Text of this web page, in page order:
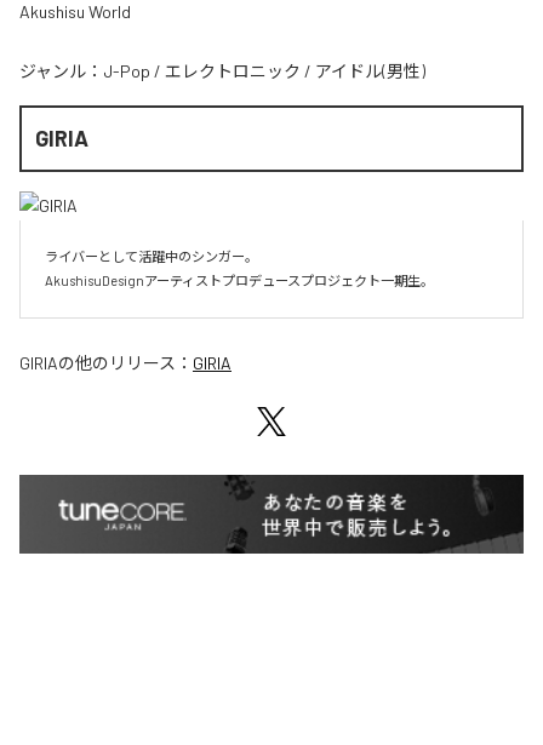
Akushisu World
ジャンル： J-Pop / エレクトロニック / アイドル(男性)
GIRIA
ライバーとして活躍中のシンガー。
AkushisuDesignアーティストプロデュースプロジェクト一期生。
GIRIAの他のリリース： GIRIA